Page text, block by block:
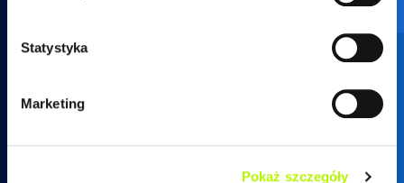
Statystyka
Marketing
Pokaż szczegóły
tel.17 789 19 87